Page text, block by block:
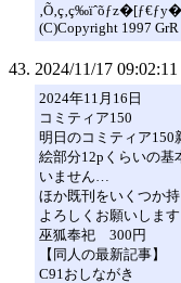
(C)Copyright 1997 GrR
2024/11/17 09:02:11
2024年11月16日
コミティア150
明日のコミティア150
絵部分12pくらいの基
いません…
ほか既刊をいくつか持
よろしくお願いします
巫狐奉祀 300円
【同人の最新記事】
C91おしながき